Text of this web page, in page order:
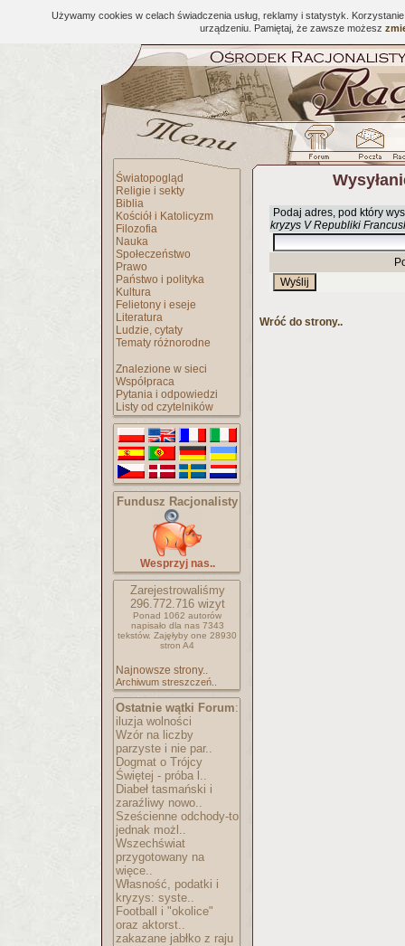
Używamy cookies w celach świadczenia usług, reklamy i statystyk.
urządzeniu. Pamiętaj, że zawsze możesz
Światopogląd
Religie i sekty
Biblia
Kościół i Katolicyzm
Filozofia
Nauka
Społeczeństwo
Prawo
Państwo i polityka
Kultura
Felietony i eseje
Literatura
Ludzie, cytaty
Tematy różnorodne
Znalezione w sieci
Współpraca
Pytania i odpowiedzi
Listy od czytelników
Fundusz Racjonalisty
Wesprzyj nas..
Zarejestrowaliśmy
296.772.716wizyt
Ponad 1062 autorów
napisało dla nas 7343
tekstów. Zajęłyby one 28930
stron A4
Najnowsze strony..
Archiwum streszczeń..
Ostatnie wątki Forum:
iluzja wolności
Wzór na liczby
parzyste i nie par..
Dogmat o Trójcy
Świętej - próba l..
Diabeł tasmański i
zaraźliwy nowo..
Sześcienne odchody-to
jednak możl..
Wszechświat
przygotowany na
więce..
Własność, podatki i
kryzys: syste..
Football i "okolice"
oraz aktorst..
zakazane jabłko z raju
Podaj adres, pod który
kryzys V Republiki
Wróć do strony..